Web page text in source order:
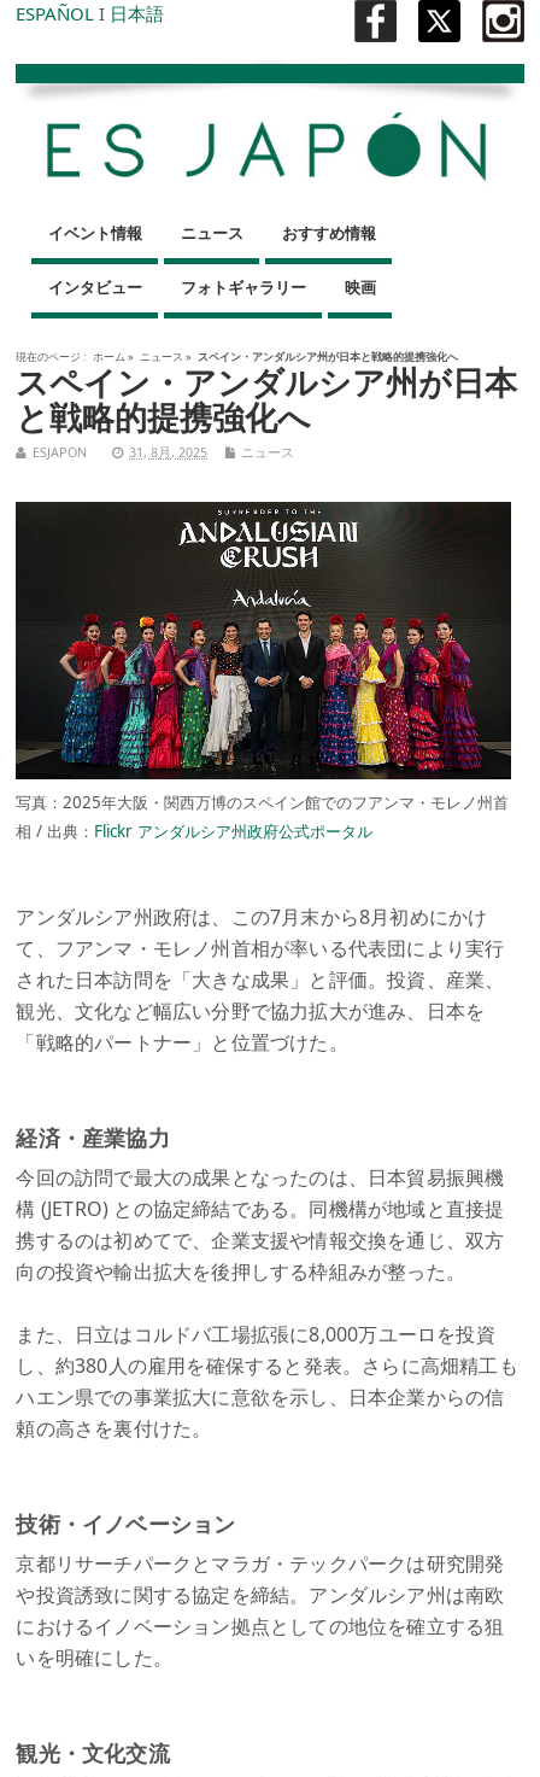
ESPAÑOL I 日本語
イベント情報 ニュース おすすめ情報
インタビュー フォトギャラリー 映画
現在のページ : ホーム » ニュース » スペイン・アンダルシア州が日本と戦略的提携強化へ
スペイン・アンダルシア州が日本
と戦略的提携強化へ
ESJAPON 31, 8月, 2025 ニュース
写真：2025年大阪・関西万博のスペイン館でのフアンマ・モレノ州首
相 / 出典： Flickr アンダルシア州政府公式ポータル
アンダルシア州政府は、この7月末から8月初めにかけ
て、フアンマ・モレノ州首相が率いる代表団により実行
された日本訪問を「大きな成果」と評価。投資、産業、
観光、文化など幅広い分野で協力拡大が進み、日本を
「戦略的パートナー」と位置づけた。
経済・産業協力
今回の訪問で最大の成果となったのは、日本貿易振興機
構 (JETRO) との協定締結である。同機構が地域と直接提
携するのは初めてで、企業支援や情報交換を通じ、双方
向の投資や輸出拡大を後押しする枠組みが整った。
また、日立はコルドバ工場拡張に8,000万ユーロを投資
し、約380人の雇用を確保すると発表。さらに高畑精工も
ハエン県での事業拡大に意欲を示し、日本企業からの信
頼の高さを裏付けた。
技術・イノベーション
京都リサーチパークとマラガ・テックパークは研究開発
や投資誘致に関する協定を締結。アンダルシア州は南欧
におけるイノベーション拠点としての地位を確立する狙
いを明確にした。
観光・文化交流